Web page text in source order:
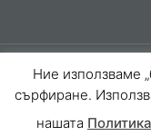
2026
Web
Ние използваме
сърфиране.
нашата